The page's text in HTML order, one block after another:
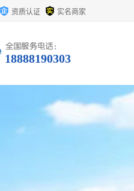
资质认证 实名商家
18888190303